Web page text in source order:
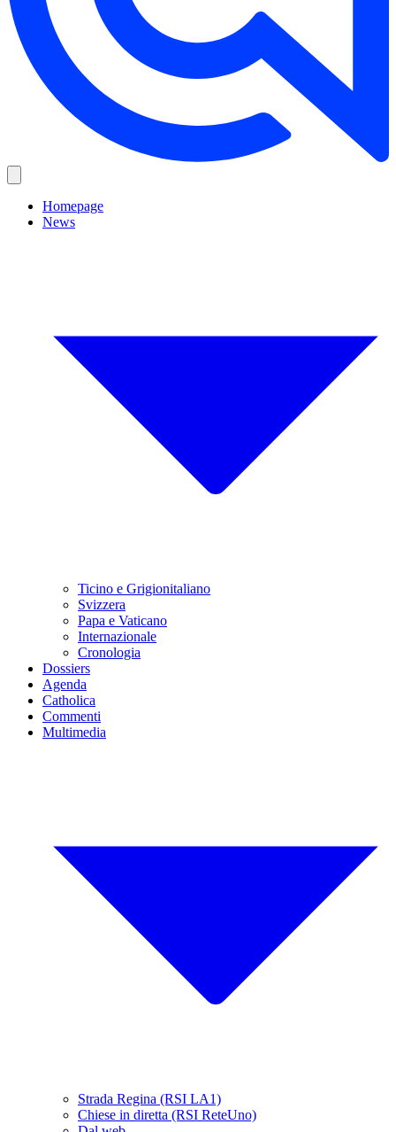
Homepage
News
Ticino e Grigionitaliano
Svizzera
Papa e Vaticano
Internazionale
Cronologia
Dossiers
Agenda
Catholica
Commenti
Multimedia
Strada Regina (RSI LA1)
Chiese in diretta (RSI ReteUno)